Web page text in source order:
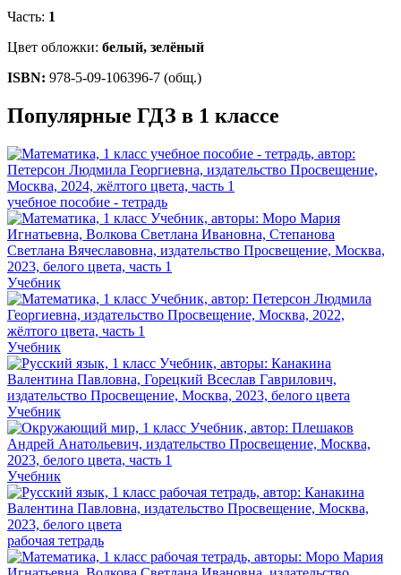
Часть: 1
Цвет обложки: белый, зелёный
ISBN: 978-5-09-106396-7 (общ.)
Популярные ГДЗ в 1 классе
учебное пособие - тетрадь
Учебник
Учебник
Учебник
Учебник
рабочая тетрадь